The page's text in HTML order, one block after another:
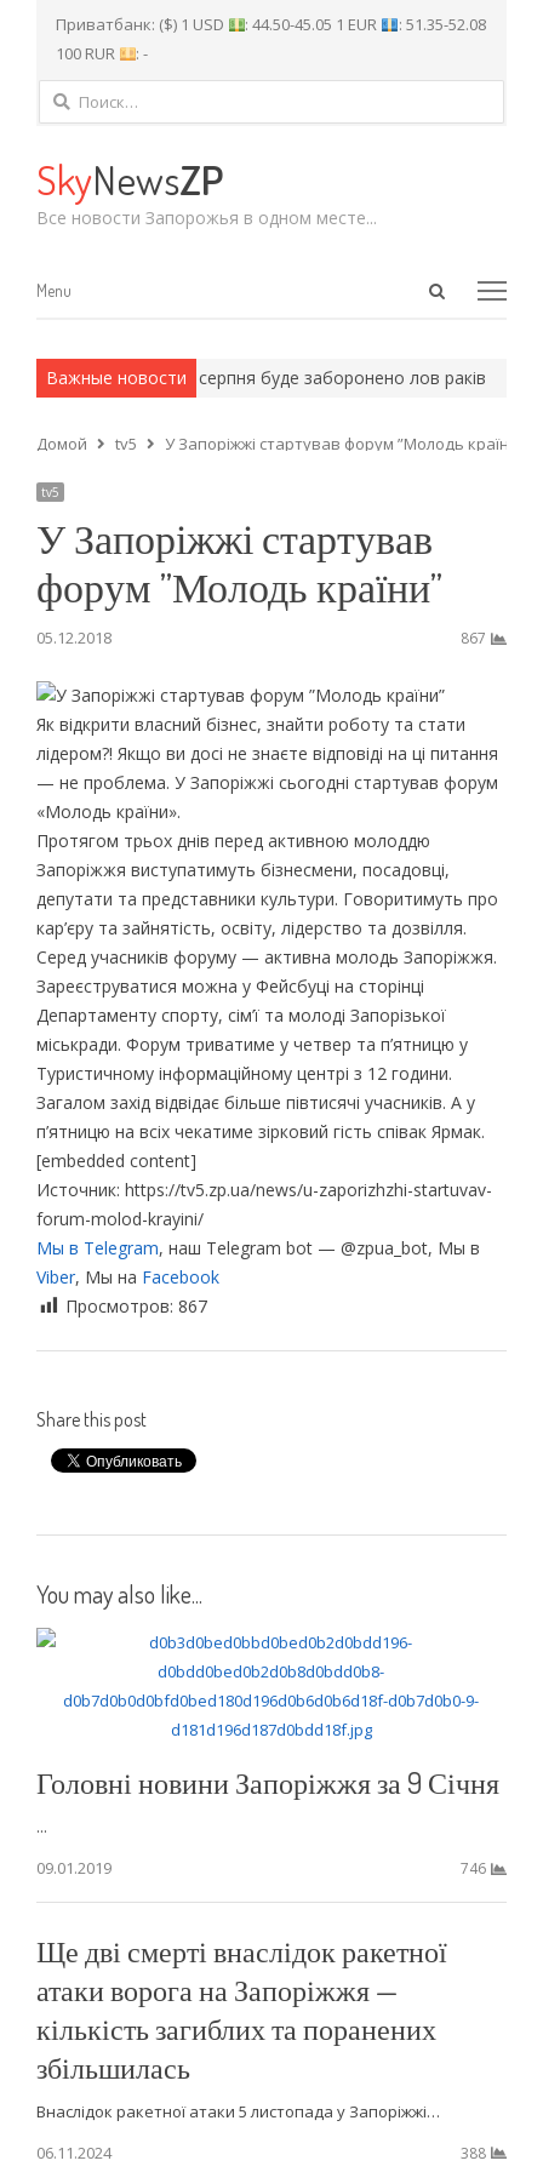
Приватбанк: ($) 1 USD : 44.50-45.05 1 EUR
: 51.35-52.08
100 RUR
: -
Найти:
SkyNewsZP
Все новости Запорожья в одном месте...
Open
Menu
Menu
Важные новости
методы. З 15 серпня буде заборонено лов раків
Домой tv5 У Запоріжжі стартував форум ”Молодь країни”
tv5
У Запоріжжі стартував
форум ”Молодь країни”
05.12.2018 867
Як відкрити власний бізнес, знайти роботу та стати
лідером?! Якщо ви досі не знаєте відповіді на ці питання
— не проблема. У Запоріжжі сьогодні стартував форум
«Молодь країни».
Протягом трьох днів перед активною молоддю
Запоріжжя виступатимуть бізнесмени, посадовці,
депутати та представники культури. Говоритимуть про
кар’єру та зайнятість, освіту, лідерство та дозвілля.
Серед учасників форуму — активна молодь Запоріжжя.
Зареєструватися можна у Фейсбуці на сторінці
Департаменту спорту, сім’ї та молоді Запорізької
міськради. Форум триватиме у четвер та п’ятницю у
Туристичному інформаційному центрі з 12 години.
Загалом захід відвідає більше півтисячі учасників. А у
п’ятницю на всіх чекатиме зірковий гість співак Ярмак.
[embedded content]
Источник: https://tv5.zp.ua/news/u-zaporizhzhi-startuvav-
forum-molod-krayini/
Мы в Telegram, наш Telegram bot — @zpua_bot, Мы в
Viber, Мы на Facebook
Просмотров: 867
Share this post
You may also like...
Головні новини Запоріжжя за 9 Січня
...
09.01.2019
746
Ще дві смерті внаслідок ракетної
атаки ворога на Запоріжжя —
кількість загиблих та поранених
збільшилась
Внаслідок ракетної атаки 5 листопада у Запоріжжі…
06.11.2024
388